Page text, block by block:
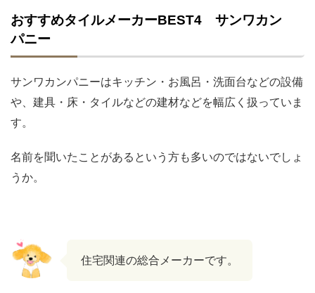
おすすめタイルメーカーBEST4 サンワカン
パニー
サンワカンパニーはキッチン・お風呂・洗面台などの設備
や、建具・床・タイルなどの建材などを幅広く扱っていま
す。
名前を聞いたことがあるという方も多いのではないでしょ
うか。
住宅関連の総合メーカーです。